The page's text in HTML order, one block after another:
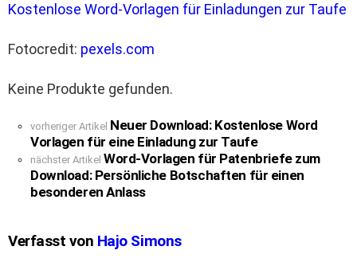
Kostenlose Word-Vorlagen für Einladungen zur Taufe
Fotocredit: pexels.com
Keine Produkte gefunden.
See
more
vorheriger Artikel Neuer Download: Kostenlose Word
Vorlagen für eine Einladung zur Taufe
nächster Artikel Word-Vorlagen für Patenbriefe zum
Download: Persönliche Botschaften für einen
besonderen Anlass
Verfasst von Hajo Simons